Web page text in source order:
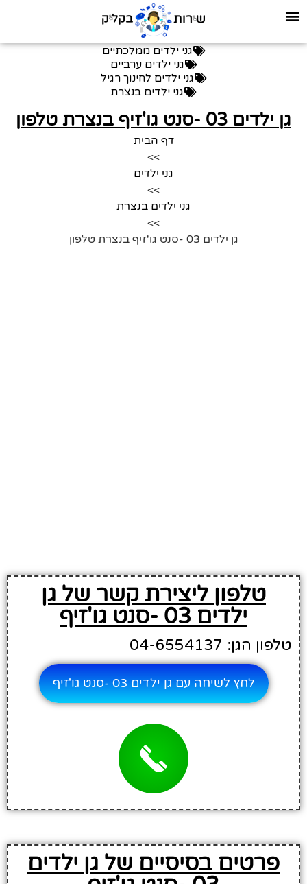
גני ילדים ממלכתיים
גני ילדים ערביים
גני ילדים לחינוך רגיל
גני ילדים בנצרת
גן ילדים 03 -סנט גו'זיף בנצרת טלפון
דף הבית
>>
גני ילדים
>>
גני ילדים בנצרת
>>
גן ילדים 03 -סנט גו'זיף בנצרת טלפון
טלפון ליצירת קשר של גן
ילדים 03 -סנט גו'זיף
טלפון הגן: 04-6554137
לחץ לשיחה עם גן ילדים 03 -סנט גו'זיף
פרטים בסיסיים של גן ילדים